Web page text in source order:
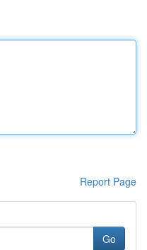
Report Page
Go